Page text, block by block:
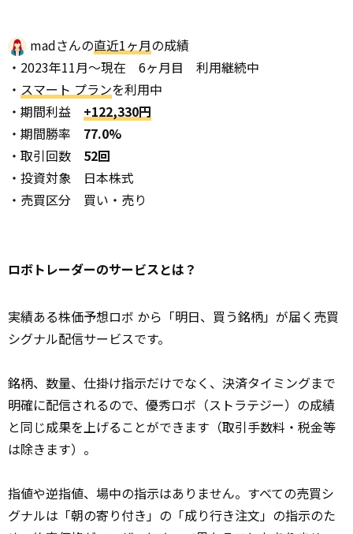
madさんの直近1ヶ月の成績
・2023年11月～現在 6ヶ月目 利用継続中
・ スマート プランを利用中
・期間利益 +122,330円
・期間勝率 77.0%
・取引回数 52回
・投資対象 日本株式
・売買区分 買い・売り
ロボトレーダーのサービスとは？
実績ある株価予想ロボ から「明日、買う銘柄」が届く売買
シグナル配信サービスです。
銘柄、数量、仕掛け指示だけでなく、決済タイミングまで
明確に配信されるので、優秀ロボ（ストラテジー）の成績
と同じ成果を上げることができます（取引手数料・税金等
は除きます）。
指値や逆指値、場中の指示はありません。すべての売買シ
グナルは「朝の寄り付き」の「成り行き注文」の指示のた